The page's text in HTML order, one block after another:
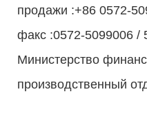
продажи :+86 0572-
факс :0572-5099006 /
Министерство
производственный